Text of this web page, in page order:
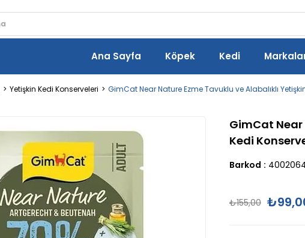
Ana Sayfa Köpek Kedi
Yetişkin Kedi Konserveleri GimCat Near Nature Ezme Tavuklu ve Alabalıklı
GimCat Near
Kedi
Barkod :
₺155,00